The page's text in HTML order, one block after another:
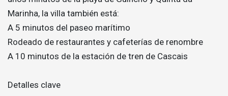
Marinha, la villa también está:
A 5 minutos del paseo marítimo
Rodeado de restaurantes y cafeterías de renombre
A 10 minutos de la estación de tren de Cascais
Detalles clave